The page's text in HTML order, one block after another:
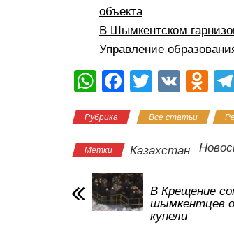
объекта
В Шымкентском
Управление
W
at
s
A
p
p
F
c
e
b
o
o
T
tt
er
V
O
n
o
a
ss
Рубрика Все статьи
Метки Казахстан
В Крещение
шымкентцев
купели